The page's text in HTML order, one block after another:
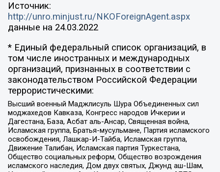
Источник:
http://unro.minjust.ru/NKOForeignAgent.aspx
данные на 24.03.2022
* Единый федеральный список организаций, в
том числе иностранных и международных
организаций, признанных в соответствии с
законодательством Российской Федерации
террористическими:
Высший военный Маджлисуль Шура Объединенных сил
моджахедов Кавказа, Конгресс народов Ичкерии и
Дагестана, База, Асбат аль-Ансар, Священная война,
Исламская группа, Братья-мусульмане, Партия исламского
освобождения, Лашкар-И-Тайба, Исламская группа,
Движение Талибан, Исламская партия Туркестана,
Общество социальных реформ, Общество возрождения
исламского наследия, Дом двух святых, Джунд аш-Шам,